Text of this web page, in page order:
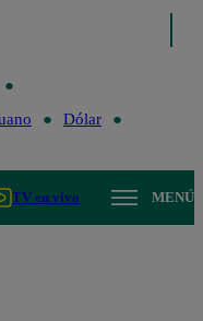
Dólar
TV en vivo MENÚ